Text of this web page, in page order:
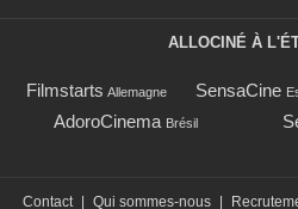
ALLOCINÉ À
Filmstarts Allemagne SensaCine
AdoroCinema Brésil
Contact Qui sommes-nous